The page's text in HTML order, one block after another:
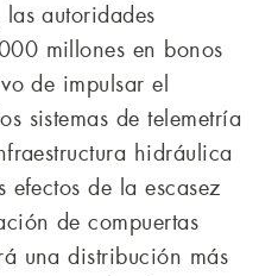
autoridades
millones en bonos
de impulsar el
sistemas de telemetría
hidráulica
de la escasez
de compuertas
una distribución más